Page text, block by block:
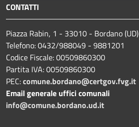
CONTATTI
Piazza Rabin, 1 - 33010 - Bordano (UD)
Telefono: 0432/988049 - 9881201
Codice Fiscale: 00509860300
Partita IVA: 00509860300
PEC:comune.bordano@certgov.fvg.it
Email generale uffici comunali
info@comune.bordano.ud.it